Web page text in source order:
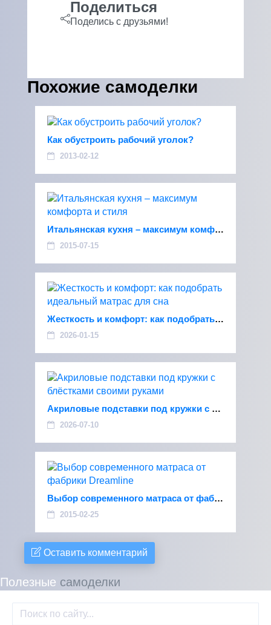
Полезные самоделки
Поделиться
Поделись с друзьями!
Похожие самоделки
Как обустроить рабочий уголок?
2013-02-12
Итальянская кухня – максимум комфорта и стиля
2015-07-15
Жесткость и комфорт: как подобрать идеальный матрас для сна
2026-01-15
Акриловые подставки под кружки с блёстками своими руками
2026-07-10
Выбор современного матраса от фабрики Dreamline
2015-02-25
Оставить комментарий